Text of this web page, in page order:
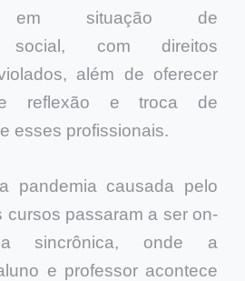
em situação de
social, com direitos
além de oferecer
reflexão e troca de
esses profissionais.
pandemia causada pelo
cursos passaram a ser on-
sincrônica, onde a
e professor acontece